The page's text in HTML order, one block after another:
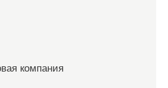
компания